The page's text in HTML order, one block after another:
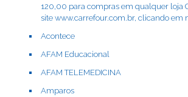
120,00 para compras em qualquer loja
site www.carrefour.com.br, clicando em
Acontece
AFAM Educacional
AFAM TELEMEDICINA
Amparos